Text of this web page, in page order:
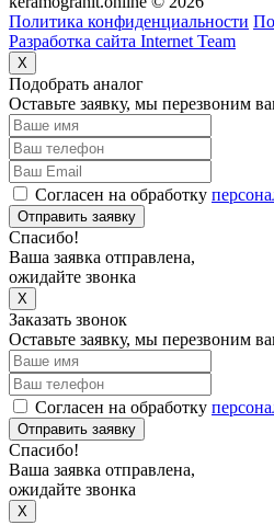
Политика конфиденциальности
Разработка сайта Internet Team
X
Подобрать аналог
Оставьте заявку, мы перезвоним
Согласен на обработку
Отправить заявку
Спасибо!
Ваша заявка отправлена,
ожидайте звонка
X
Заказать звонок
Оставьте заявку, мы перезвоним
Согласен на обработку
Отправить заявку
Спасибо!
Ваша заявка отправлена,
ожидайте звонка
X